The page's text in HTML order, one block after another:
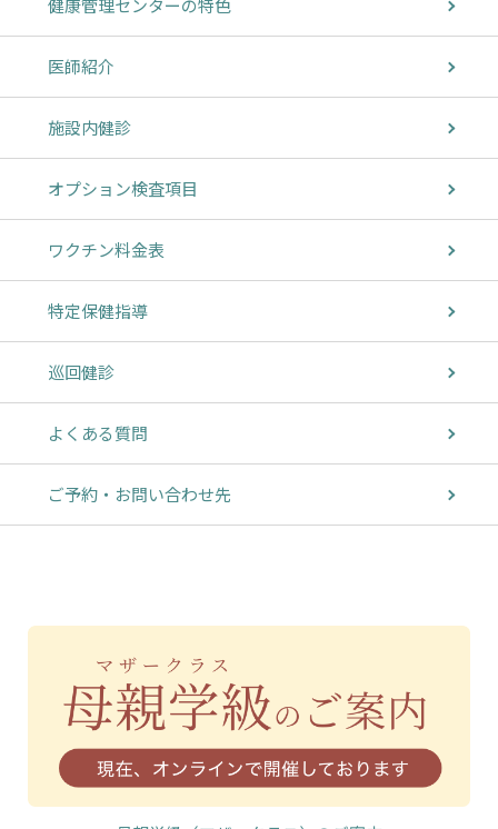
健康管理センターの特色
医師紹介
施設内健診
オプション検査項目
ワクチン料金表
特定保健指導
巡回健診
よくある質問
ご予約・お問い合わせ先